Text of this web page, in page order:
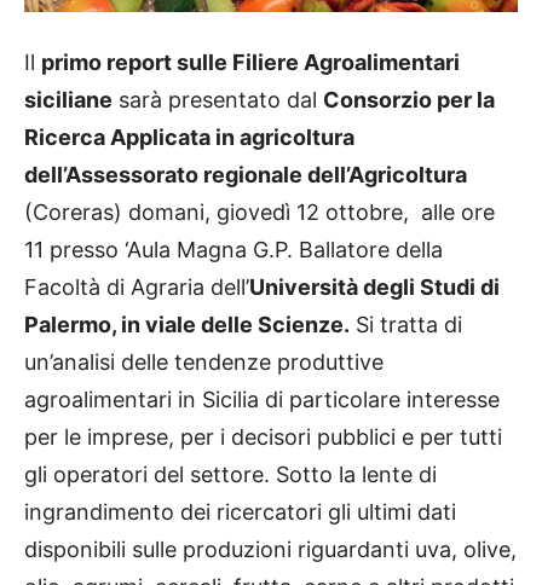
Il primo report sulle Filiere Agroalimentari
siciliane sarà presentato dal Consorzio per la
Ricerca Applicata in agricoltura
dell’Assessorato regionale dell’Agricoltura
(Coreras) domani, giovedì 12 ottobre, alle ore
11 presso ‘Aula Magna G.P. Ballatore della
Facoltà di Agraria dell’Università degli Studi di
Palermo, in viale delle Scienze. Si tratta di
un’analisi delle tendenze produttive
agroalimentari in Sicilia di particolare interesse
per le imprese, per i decisori pubblici e per tutti
gli operatori del settore. Sotto la lente di
ingrandimento dei ricercatori gli ultimi dati
disponibili sulle produzioni riguardanti uva, olive,